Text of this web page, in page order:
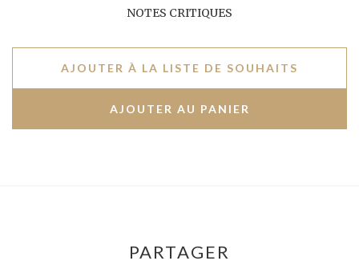
NOTES CRITIQUES
AJOUTER À LA LISTE DE SOUHAITS
PARTAGER